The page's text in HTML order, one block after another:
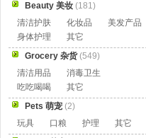
Beauty 美妆 (181)
清洁护肤
化妆品
美发产品
身体护理
其它
Grocery 杂货(549)
清洁用品
消毒卫生
吃吃喝喝
其它
Pets 萌宠 (2)
玩具
口粮 护理
其它